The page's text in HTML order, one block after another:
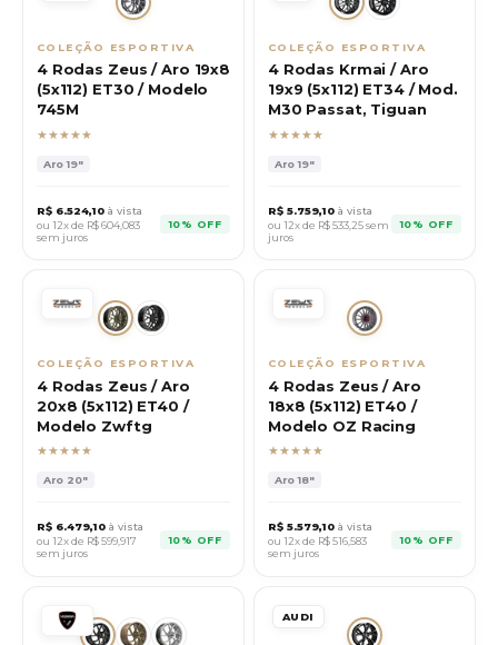
COLEÇÃO ESPORTIVA
4 Rodas Zeus / Aro 19x8
(5x112) ET30 / Modelo
745M
★★★★★
Aro19"
R$ 6.524,10 à vista
ou 12x de R$604,083
sem juros
10% OFF
COLEÇÃO ESPORTIVA
4 Rodas Krmai / Aro
19x9 (5x112) ET34 / Mod.
M30 Passat, Tiguan
★★★★★
Aro19"
R$ 5.759,10 à vista
ou 12x de R$533,25sem
juros
10% OFF
COLEÇÃO ESPORTIVA
4 Rodas Zeus / Aro
20x8 (5x112) ET40 /
Modelo Zwftg
★★★★★
Aro 20"
R$ 6.479,10 à vista
ou 12x de R$599,917
sem juros
10% OFF
COLEÇÃO ESPORTIVA
4 Rodas Zeus / Aro
18x8 (5x112) ET40 /
Modelo OZ Racing
★★★★★
Aro18"
R$ 5.579,10 à vista
ou 12x de R$516,583
sem juros
10% OFF
AUDI